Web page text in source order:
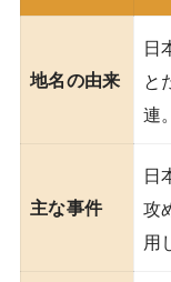
地名の由来
日
と
連。
主な事件
日
攻
用